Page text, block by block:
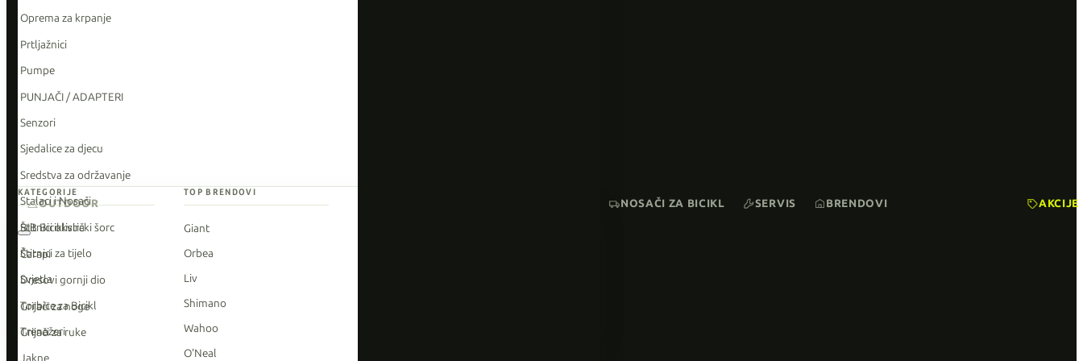
Oprema za krpanje
Prtljažnici
Pumpe
PUNJAČI / ADAPTERI
Senzori
Sjedalice za djecu
Sredstva za održavanje
Stalaci i Nosači
Štitnici okvira
Štitnici za tijelo
Svjetla
Torbice za Bicikl
Trenažeri
KATEGORIJE
BIB Biciklistički šorc
Čarapi
Dresovi gornji dio
Grijači za noge
Grijači za ruke
TOP BRENDOVI
Giant
Orbea
Liv
Shimano
Wahoo
O'Neal
OUTDOOR NOSAČI ZA BICIKL SERVIS BRENDOVI AKCIJE